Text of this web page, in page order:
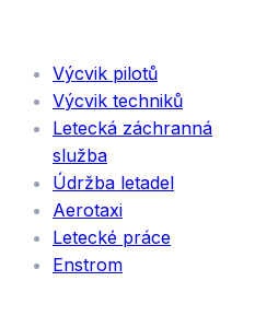
Výcvik pilotů
Výcvik techniků
Letecká záchranná
služba
Údržba letadel
Aerotaxi
Letecké práce
Enstrom